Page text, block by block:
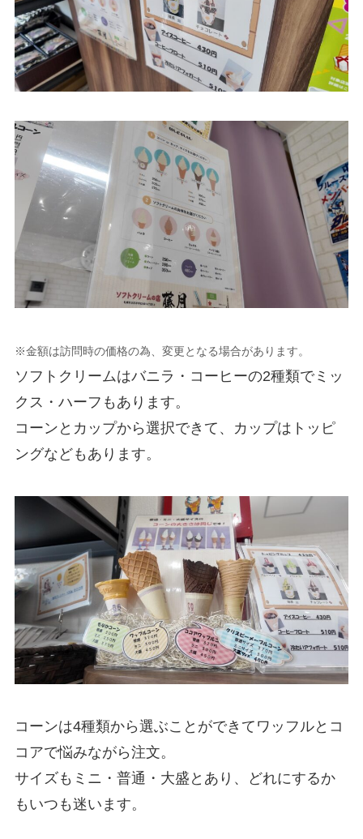
※金額は訪問時の価格の為、変更となる場合があります。
ソフトクリームはバニラ・コーヒーの2種類でミッ
クス・ハーフもあります。
コーンとカップから選択できて、カップはトッピ
ングなどもあります。
コーンは4種類から選ぶことができてワッフルとコ
コアで悩みながら注文。
サイズもミニ・普通・大盛とあり、どれにするか
もいつも迷います。